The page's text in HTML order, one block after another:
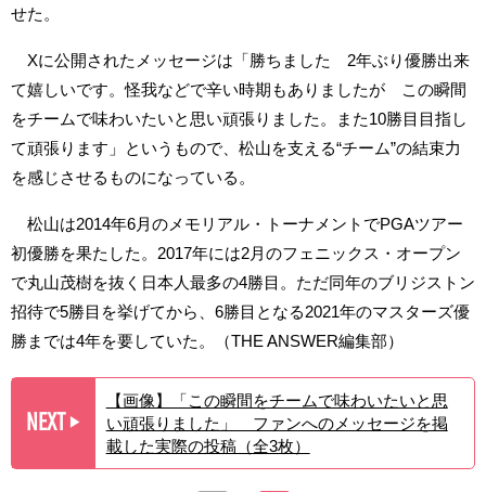
せた。
Xに公開されたメッセージは「勝ちました 2年ぶり優勝出来
て嬉しいです。怪我などで辛い時期もありましたが この瞬間
をチームで味わいたいと思い頑張りました。また10勝目目指し
て頑張ります」というもので、松山を支える“チーム”の結束力
を感じさせるものになっている。
松山は2014年6月のメモリアル・トーナメントでPGAツアー
初優勝を果たした。2017年には2月のフェニックス・オープン
で丸山茂樹を抜く日本人最多の4勝目。ただ同年のブリジストン
招待で5勝目を挙げてから、6勝目となる2021年のマスターズ優
勝までは4年を要していた。（THE ANSWER編集部）
NEXT ▶︎
【画像】「この瞬間をチームで味わいたいと思
い頑張りました」 ファンへのメッセージを掲
載した実際の投稿（全3枚）